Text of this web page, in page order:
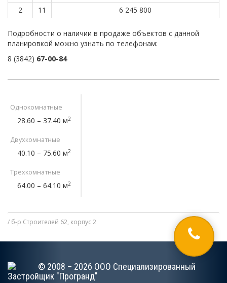
2
11 6 245 800
Подробности о наличии в продаже объектов с данной
планировкой можно узнать по телефонам:
8 (3842) 67-00-84
Однокомнатные
28.60 – 37.40 м2
Двухкомнатные
40.10 – 75.60 м2
Трехкомнатные
64.00 – 64.10 м2
б-р Строителей 62, корпус 2
© 2008 – 2026 ООО Специализированный
Застройщик "Програнд"